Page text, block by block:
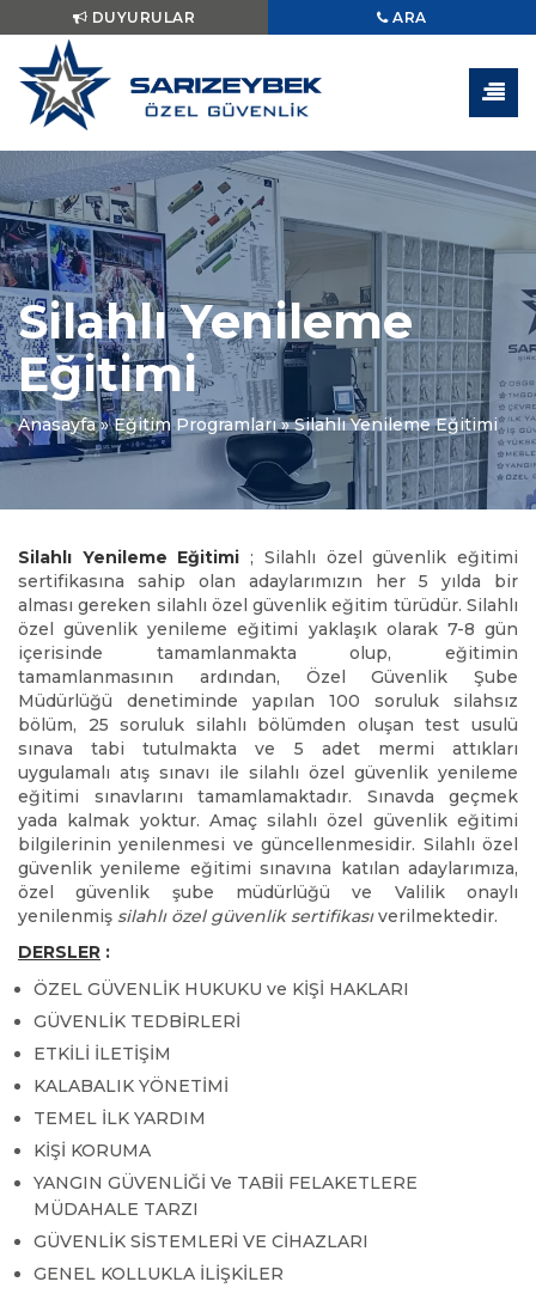
DUYURULAR ARA
Silahlı Yenileme
Eğitimi
Anasayfa»Eğitim Programları»Silahlı Yenileme Eğitimi
Silahlı Yenileme Eğitimi ; Silahlı özel güvenlik eğitimi
sertifikasına sahip olan adaylarımızın her 5 yılda bir
alması gereken silahlı özel güvenlik eğitim türüdür. Silahlı
özel güvenlik yenileme eğitimi yaklaşık olarak 7-8 gün
içerisinde tamamlanmakta olup, eğitimin
tamamlanmasının ardından, Özel Güvenlik Şube
Müdürlüğü denetiminde yapılan 100 soruluk silahsız
bölüm, 25 soruluk silahlı bölümden oluşan test usulü
sınava tabi tutulmakta ve 5 adet mermi attıkları
uygulamalı atış sınavı ile silahlı özel güvenlik yenileme
eğitimi sınavlarını tamamlamaktadır. Sınavda geçmek
yada kalmak yoktur. Amaç silahlı özel güvenlik eğitimi
bilgilerinin yenilenmesi ve güncellenmesidir. Silahlı özel
güvenlik yenileme eğitimi sınavına katılan adaylarımıza,
özel güvenlik şube müdürlüğü ve Valilik onaylı
yenilenmiş silahlı özel güvenlik sertifikasıverilmektedir.
DERSLER :
ÖZEL GÜVENLİK HUKUKU ve KİŞİ HAKLARI
GÜVENLİK TEDBİRLERİ
ETKİLİ İLETİŞİM
KALABALIK YÖNETİMİ
TEMEL İLK YARDIM
KİŞİ KORUMA
YANGIN GÜVENLİĞİ Ve TABİİ FELAKETLERE
MÜDAHALE TARZI
GÜVENLİK SİSTEMLERİ VE CİHAZLARI
GENEL KOLLUKLA İLİŞKİLER